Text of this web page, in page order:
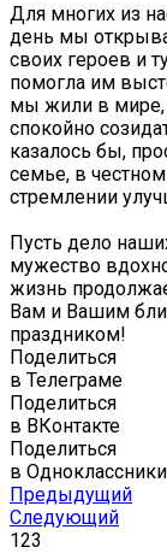
Для многих из
день мы
своих героев и
помогла им
мы жили в мире,
спокойно
казалось бы,
семье, в
стремлении
Пусть дело
мужество
жизнь
Вам и Вашим
праздником!
Поделиться
в Телеграме
Поделиться
в ВКонтакте
Поделиться
в Одноклассники
Предыдущий
Следующий
123